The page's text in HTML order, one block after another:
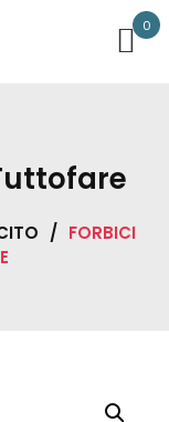
0
/ FORBICI